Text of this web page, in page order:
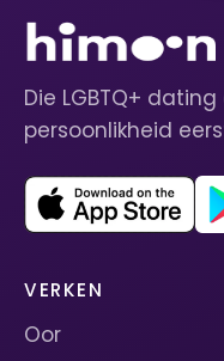
Die LGBTQ+
persoonlikheid
VERKEN
Oor